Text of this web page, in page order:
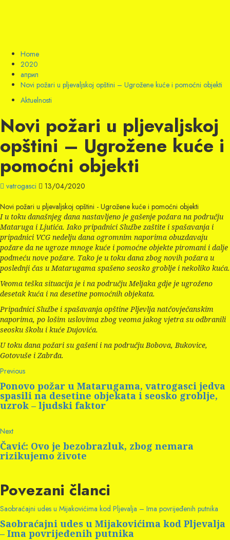
Home
2020
април
Novi požari u pljevaljskoj opštini – Ugrožene kuće i pomoćni objekti
Aktuelnosti
Novi požari u pljevaljskoj
opštini – Ugrožene kuće i
pomoćni objekti
vatrogasci
13/04/2020
Novi požari u pljevaljskoj opštini - Ugrožene kuće i pomoćni objekti
I u toku današnjeg dana nastavljeno je gašenje požara na području
Mataruga i Ljutića. Iako pripadnici Službe zaštite i spašavanja i
pripadnici VCG nedelju dana ogromnim naporima obuzdavaju
požare da ne ugroze mnoge kuće i pomoćne objekte piromani i dalje
podmeću nove požare. Tako je u toku dana zbog novih požara u
poslednji čas u Matarugama spašeno seosko groblje i nekoliko kuća.
Veoma teška situacija je i na području Meljaka gdje je ugroženo
desetak kuća i na desetine pomoćnih objekata.
Pripadnici Službe i spašavanja opštine Pljevlja natčovječanskim
naporima, po lošim uslovima zbog veoma jakog vjetra su odbranili
seosku školu i kuće Dujovića.
U toku dana požari su gašeni i na području Bobova, Bukovice,
Gotovuše i Zabrđa.
Continue
Reading
PreviousPrevious
Ponovo požar u Matarugama, vatrogasci jedva
spasili na desetine objekata i seosko groblje,
uzrok – ljudski faktor
NextNext
post:
Čavić: Ovo je bezobrazluk, zbog nemara
rizikujemo živote
Povezani članci
Saobraćajni udes u Mijakovićima kod Pljevalja – Ima povrijeđenih putnika
Saobraćajni udes u Mijakovićima kod Pljevalja
– Ima povrijeđenih putnika